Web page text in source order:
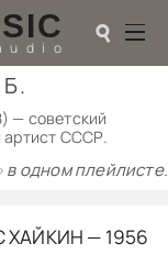
☌
— советский
артист СССР.
в одном плейлисте.
— 1956